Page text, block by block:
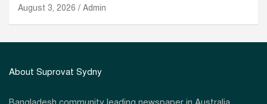
August 3, 2026 Admin
About Suprovat Sydny